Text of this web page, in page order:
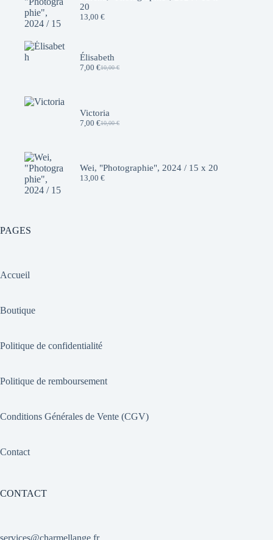
20
13,00 €
Élisabeth
10,00€
Le
10,00 €.
7,00 €Le
7,00 €.
Victoria
10,00€
Le
10,00 €.
7,00 €Le
7,00 €.
Wei, "Photographie", 2024 / 15 x 20
13,00 €
PAGES
Accueil
Boutique
Politique de confidentialité
Politique de remboursement
Conditions Générales de Vente (CGV)
Contact
CONTACT
services@charmellange.fr